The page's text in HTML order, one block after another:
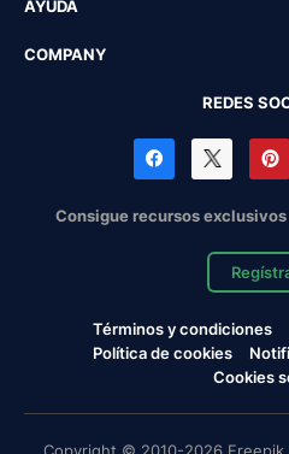
AYUDA
COMPANY
REDES
Consigue recursos
Términos y condiciones
Política de cookies
Cookies